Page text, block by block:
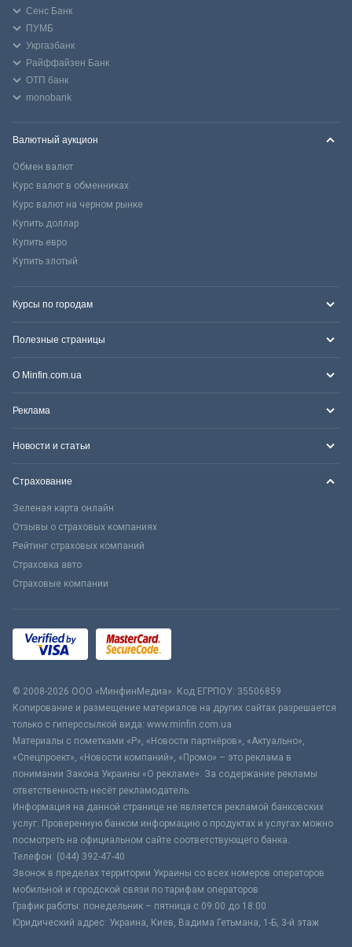
Сенс Банк
ПУМБ
Укргазбанк
Райффайзен Банк
ОТП банк
monobank
Валютный аукцион
Обмен валют
Курс валют в обменниках
Курс валют на черном рынке
Купить доллар
Купить евро
Купить злотый
Курсы по городам
Полезные страницы
О Minfin.com.ua
Реклама
Новости и статьи
Страхование
Зеленая карта онлайн
Отзывы о страховых компаниях
Рейтинг страховых компаний
Страховка авто
Страховые компании
© 2008-2026 ООО «МинфинМедиа». Код ЕГРПОУ: 35506859
Копирование и размещение материалов на других сайтах разрешается
только с гиперссылкой вида: www.minfin.com.ua
Материалы с пометками «Р», «Новости партнёров», «Актуально»,
«Спецпроект», «Новости компаний», «Промо» – это реклама в
понимании Закона Украины «О рекламе». За содержание рекламы
ответственность несёт рекламодатель.
Информация на данной странице не является рекламой банковских
услуг. Проверенную банком информацию о продуктах и услугах можно
посмотреть на официальном сайте соответствующего банка.
Телефон: (044) 392-47-40
Звонок в пределах территории Украины со всех номеров операторов
мобильной и городской связи по тарифам операторов
График работы: понедельник – пятница с 09:00 до 18:00
Юридический адрес: Украина, Киев, Вадима Гетьмана, 1-Б, 3-й этаж